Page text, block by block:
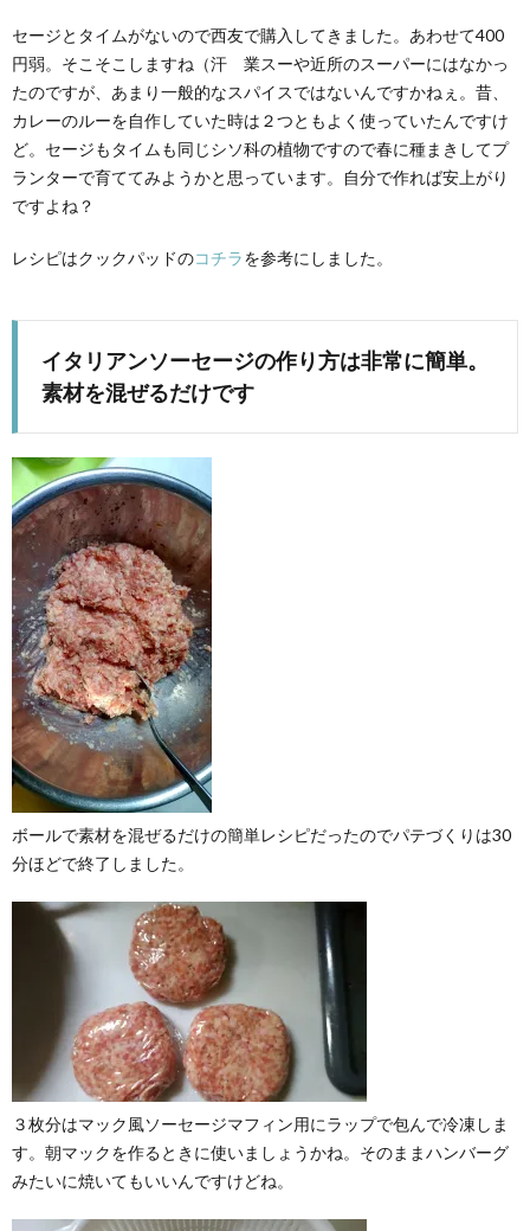
セージとタイムがないので西友で購入してきました。あわせて400
円弱。そこそこしますね（汗 業スーや近所のスーパーにはなかっ
たのですが、あまり一般的なスパイスではないんですかねぇ。昔、
カレーのルーを自作していた時は２つともよく使っていたんですけ
ど。セージもタイムも同じシソ科の植物ですので春に種まきしてプ
ランターで育ててみようかと思っています。自分で作れば安上がり
ですよね？
レシピはクックパッドのコチラを参考にしました。
イタリアンソーセージの作り方は非常に簡単。
素材を混ぜるだけです
ボールで素材を混ぜるだけの簡単レシピだったのでパテづくりは30
分ほどで終了しました。
３枚分はマック風ソーセージマフィン用にラップで包んで冷凍しま
す。朝マックを作るときに使いましょうかね。そのままハンバーグ
みたいに焼いてもいいんですけどね。